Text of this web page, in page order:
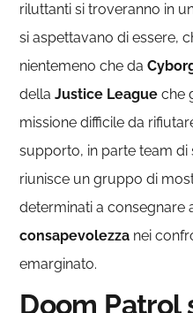
riluttanti si troveranno in
si aspettavano di essere,
nientemeno che da
dellaJustice League che
missione difficile da
supporto, in parte team
riunisce un gruppo di
determinati a consegnare
consapevolezza nei
emarginato.
Doom Patrol